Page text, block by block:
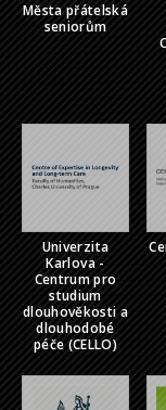
Města přátelská
seniorům
Univerzita
Karlova -
Centrum pro
studium
dlouhověkosti a
dlouhodobé
péče (CELLO)